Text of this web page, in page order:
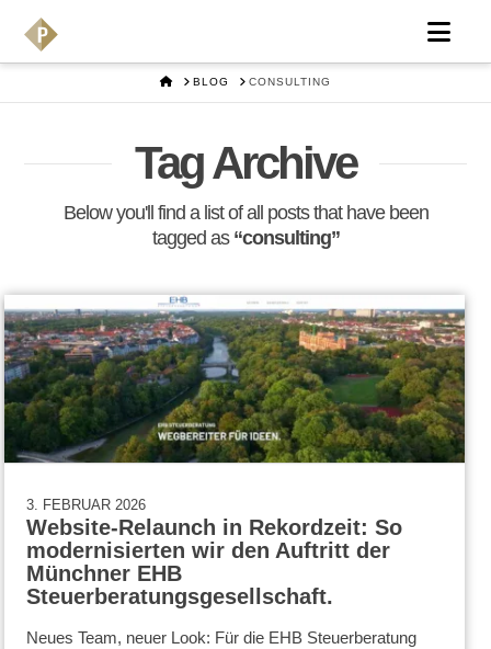
HOMEBLOG CONSULTING
Tag Archive
Below you'll find a list of all posts that have been
tagged as “consulting”
3. FEBRUAR 2026
Website-Relaunch in Rekordzeit: So
modernisierten wir den Auftritt der
Münchner EHB
Steuerberatungsgesellschaft.
Neues Team, neuer Look: Für die EHB Steuerberatung